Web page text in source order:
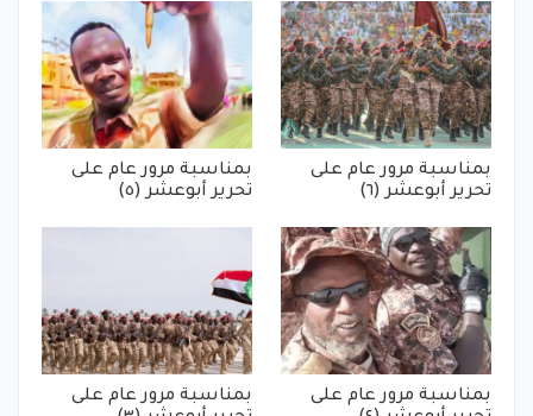
بمناسبة مرور عام على
تحرير أبوعشر (٦)
بمناسبة مرور عام على
تحرير أبوعشر (٥)
بمناسبة مرور عام على
بمناسبة مرور عام على